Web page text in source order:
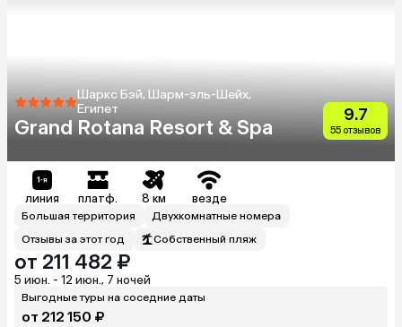
Шаркс Бэй, Шарм-эль-Шейх,
Египет
Grand Rotana Resort & Spa
9.7
55 отзывов
линия платф. 8 км везде
Большая территория
Двухкомнатные номера
Отзывы за этот год
Собственный пляж
от 211 482 ₽
5 июн. - 12 июн., 7 ночей
Выгодные туры на соседние даты
от 212 150 ₽